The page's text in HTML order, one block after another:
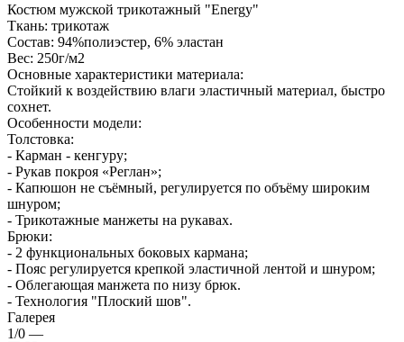
Костюм мужской трикотажный "Energy"
Ткань: трикотаж
Состав: 94%полиэстер, 6% эластан
Вес: 250г/м2
Основные характеристики материала:
Стойкий к воздействию влаги эластичный материал, быстро
сохнет.
Особенности модели:
Толстовка:
- Карман - кенгуру;
- Рукав покроя «Реглан»;
- Капюшон не съёмный, регулируется по объёму широким
шнуром;
- Трикотажные манжеты на рукавах.
Брюки:
- 2 функциональных боковых кармана;
- Пояс регулируется крепкой эластичной лентой и шнуром;
- Облегающая манжета по низу брюк.
- Технология "Плоский шов".
Галерея
1/0 —